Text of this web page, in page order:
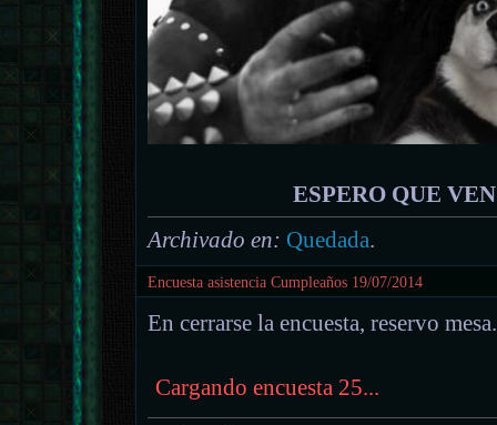
ESPERO QUE
Archivado en: Quedada.
Encuesta asistencia Cumpleaños 19/07/2014
En cerrarse la encuesta, reservo mesa.
Cargando encuesta 25...